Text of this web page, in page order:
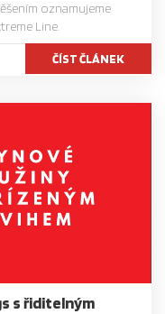
oznamujeme
Line.
ČÍST ČLÁNEK
s řiditelným